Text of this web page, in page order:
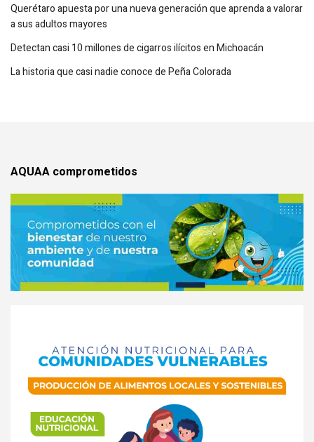
Querétaro apuesta por una nueva generación que aprenda a valorar
a sus adultos mayores
Detectan casi 10 millones de cigarros ilícitos en Michoacán
La historia que casi nadie conoce de Peña Colorada
AQUAA comprometidos